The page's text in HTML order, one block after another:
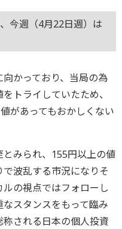
今週（4月22日週）は
かっており、当局の為
トライしていたため、
があってもおかしくない
みられ、155円以上の値
波乱する市況になりそ
の視点ではフォローし
スタンスをもって臨み
される日本の個人投資